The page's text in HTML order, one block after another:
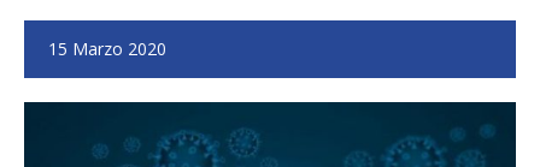
15 Marzo 2020